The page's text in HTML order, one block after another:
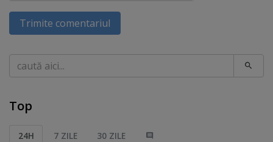
Trimite comentariul
Caută
Top
24H 7 ZILE 30 ZILE